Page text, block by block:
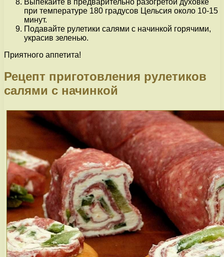
Выпекайте в предварительно разогретой духовке
при температуре 180 градусов Цельсия около 10-15
минут.
Подавайте рулетики салями с начинкой горячими,
украсив зеленью.
Приятного аппетита!
Рецепт приготовления рулетиков
салями с начинкой